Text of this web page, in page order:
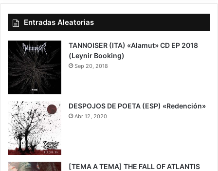
Entradas Aleatorias
TANNOISER (ITA) «Alamut» CD EP 2018
(Leynir Booking)
Sep 20, 2018
7
DESPOJOS DE POETA (ESP) «Redención»
Abr 12, 2020
[TEMA A TEMA] THE FALL OF ATLANTIS